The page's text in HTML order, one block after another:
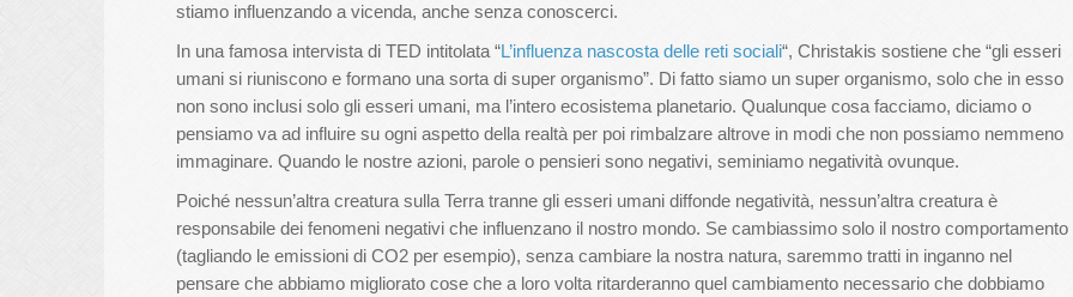
stiamo influenzando a vicenda, anche senza conoscerci.
In una famosa intervista di TED intitolata “L’influenza nascosta delle reti sociali“, Christakis sostiene che “gli esseri
umani si riuniscono e formano una sorta di super organismo”. Di fatto siamo un super organismo, solo che in esso
non sono inclusi solo gli esseri umani, ma l’intero ecosistema planetario. Qualunque cosa facciamo, diciamo o
pensiamo va ad influire su ogni aspetto della realtà per poi rimbalzare altrove in modi che non possiamo nemmeno
immaginare. Quando le nostre azioni, parole o pensieri sono negativi, seminiamo negatività ovunque.
Poiché nessun’altra creatura sulla Terra tranne gli esseri umani diffonde negatività, nessun’altra creatura è
responsabile dei fenomeni negativi che influenzano il nostro mondo. Se cambiassimo solo il nostro comportamento
(tagliando le emissioni di CO2 per esempio), senza cambiare la nostra natura, saremmo tratti in inganno nel
pensare che abbiamo migliorato cose che a loro volta ritarderanno quel cambiamento necessario che dobbiamo